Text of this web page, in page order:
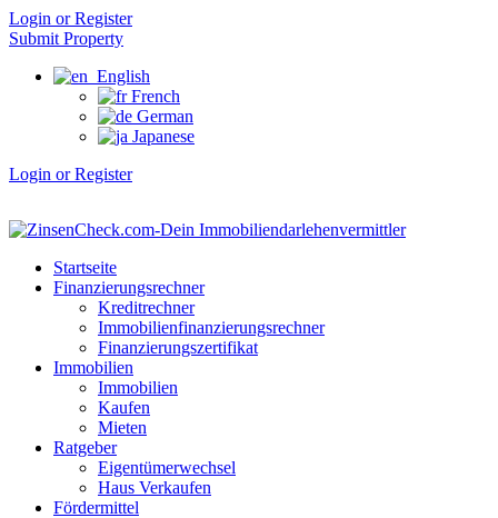
Login or Register
Submit Property
English
French
German
Japanese
Login or Register
Startseite
Finanzierungsrechner
Kreditrechner
Immobilienfinanzierungsrechner
Finanzierungszertifikat
Immobilien
Immobilien
Kaufen
Mieten
Ratgeber
Eigentümerwechsel
Haus Verkaufen
Fördermittel